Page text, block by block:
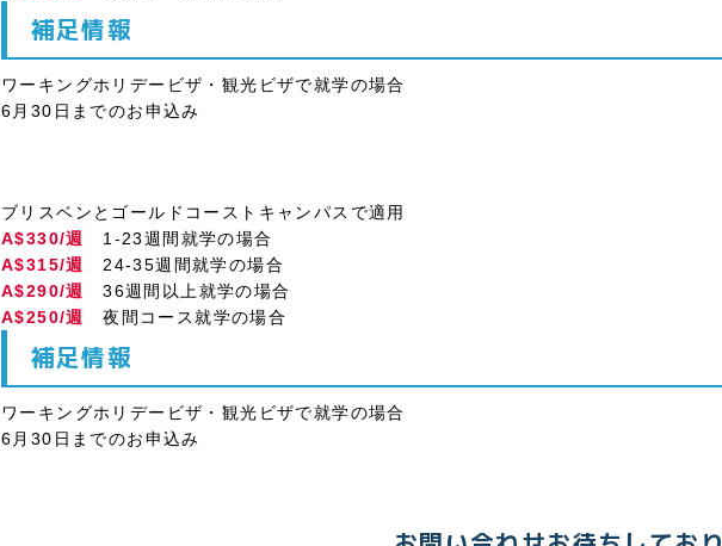
補足情報
ワーキングホリデービザ・観光ビザで就学の場合
6月30日までのお申込み
ブリスベンとゴールドコーストキャンパスで適用
A$330/週
1-23週間就学の場合
A$315/週
24-35週間就学の場合
A$290/週
36週間以上就学の場合
A$250/週
夜間コース就学の場合
補足情報
ワーキングホリデービザ・観光ビザで就学の場合
6月30日までのお申込み